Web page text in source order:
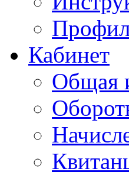
Кабинет
Общая